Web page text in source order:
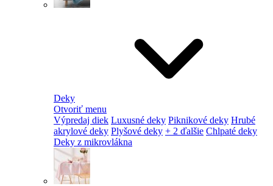
Deky
Otvoriť menu
Výpredaj diek Luxusné deky Piknikové deky Hrubé
akrylové deky Plyšové deky + 2 ďalšie Chlpaté deky
Deky z mikrovlákna